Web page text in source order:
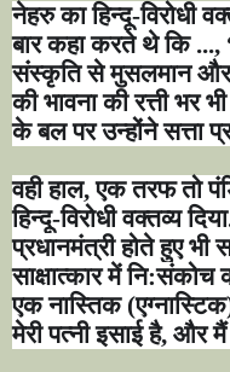
नेहरु का हिन्दू-विरोधी
बार कहा करते थे कि ...,
संस्कृति से मुसलमान और
की भावना की रत्ती भर
के बल पर उन्होंने सत्ता
वही हाल,एक तरफ तो
हिन्दू-विरोधी वक्तव्य
प्रधानमंत्री होते हुए
साक्षात्कार में नि:संकोच
एक नास्तिक
मेरी पत्नी इसाई है, और मैं